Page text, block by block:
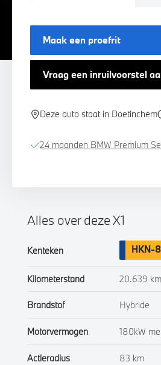
Maak een proefrit
Vraag een inruilvoorstel
Deze auto staat in Doetinchem
24 maanden BMW Premium
Alles over deze X1
Kenteken HKN-
Kilometerstand 20.639 km
Brandstof Hybride
Motorvermogen 180kW
Actieradius 83 km